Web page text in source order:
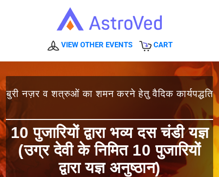
VIEW OTHER EVENTS CART
बुरी नज़र व शत्रुओं का शमन करने हेतु वैदिक कार्यपद्धति
10 पुजारियों द्वारा भव्य दस चंडी यज्ञ
(उग्र देवी के निमित 10 पुजारियों
द्वारा यज्ञ अनुष्ठान)